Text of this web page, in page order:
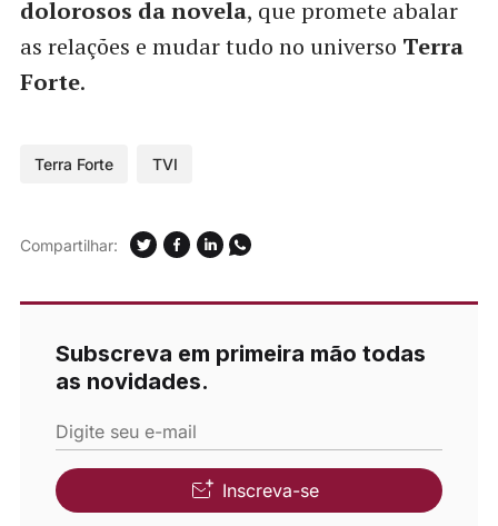
dolorosos da novela, que promete abalar
as relações e mudar tudo no universo Terra
Forte.
Terra Forte TVI
Compartilhar:
Subscreva em primeira mão todas
as novidades.
Digite seu e-mail
Inscreva-se